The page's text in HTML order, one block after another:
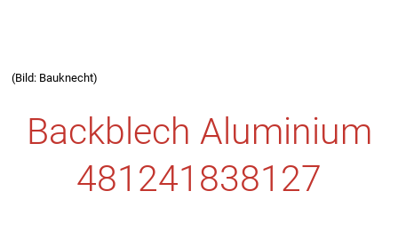
(Bild: Bauknecht)
Backblech Aluminium
481241838127